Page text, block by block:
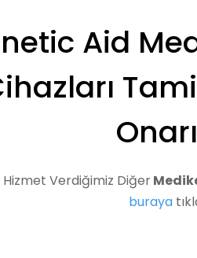
Aid
Hizmet Verdiğimiz Diğer
buraya